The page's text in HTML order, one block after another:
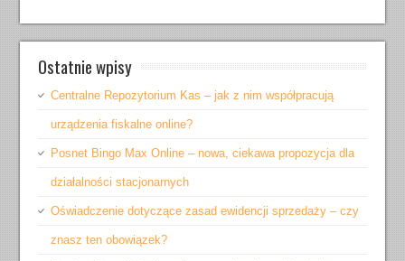
Ostatnie wpisy
Centralne Repozytorium Kas – jak z nim współpracują
urządzenia fiskalne online?
Posnet Bingo Max Online – nowa, ciekawa propozycja dla
działalności stacjonarnych
Oświadczenie dotyczące zasad ewidencji sprzedaży – czy
znasz ten obowiązek?